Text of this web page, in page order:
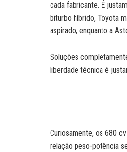
cada fabricante. É
biturbo híbrido, Toyota
aspirado, enquanto a
Soluções
liberdade técnica é
Curiosamente, os 680
relação peso-potência